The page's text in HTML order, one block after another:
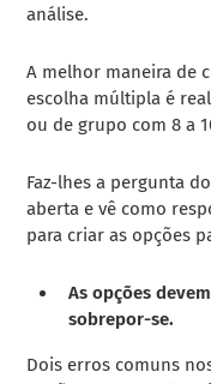
análise.
A melhor maneira de
escolha múltipla é
ou de grupo com 8 a
Faz-lhes a pergunta
aberta e vê como
para criar as opções
As opções
sobrepor-se.
Dois erros comuns